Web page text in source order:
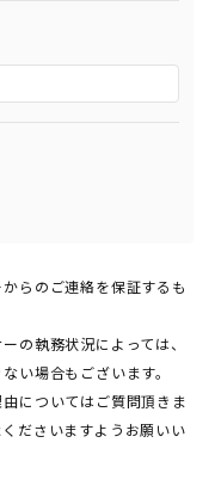
らのご連絡を保証するも
の執務状況によっては、
い場合もございます。
についてはご質問頂きま
ださいますようお願いい